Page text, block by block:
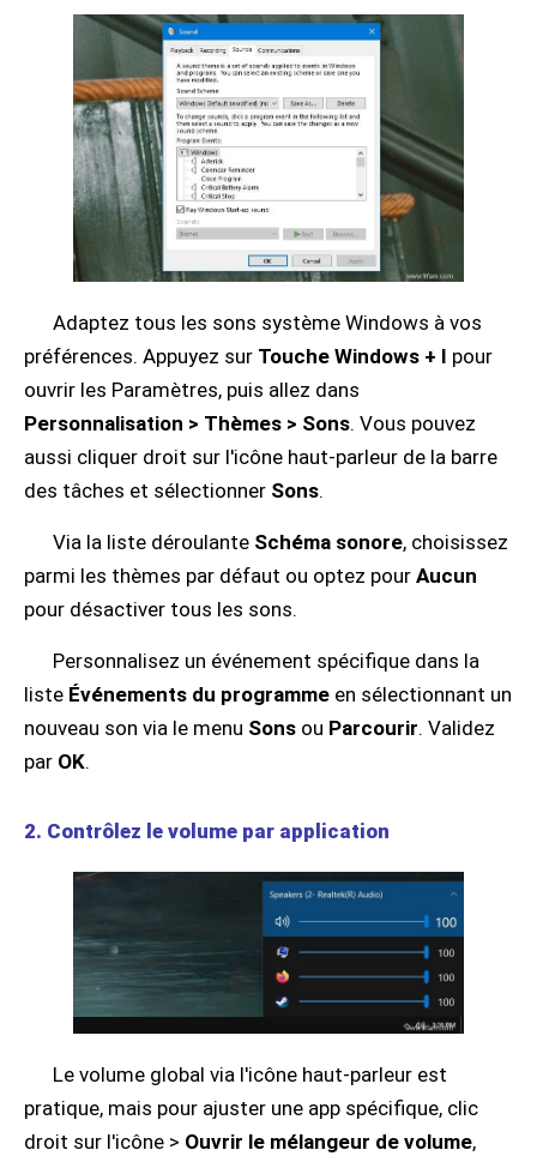
Adaptez tous les sons système Windows à vos
préférences. Appuyez sur Touche Windows + I pour
ouvrir les Paramètres, puis allez dans
Personnalisation > Thèmes > Sons. Vous pouvez
aussi cliquer droit sur l'icône haut-parleur de la barre
des tâches et sélectionner Sons.
Via la liste déroulante Schéma sonore, choisissez
parmi les thèmes par défaut ou optez pour Aucun
pour désactiver tous les sons.
Personnalisez un événement spécifique dans la
liste Événements du programme en sélectionnant un
nouveau son via le menu Sons ou Parcourir. Validez
par OK.
2. Contrôlez le volume par application
Le volume global via l'icône haut-parleur est
pratique, mais pour ajuster une app spécifique, clic
droit sur l'icône > Ouvrir le mélangeur de volume,